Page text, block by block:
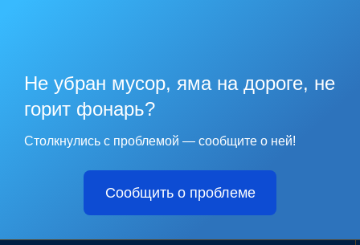
Не убран мусор, яма на дороге, не
горит фонарь?
Столкнулись с проблемой — сообщите о ней!
Сообщить о проблеме